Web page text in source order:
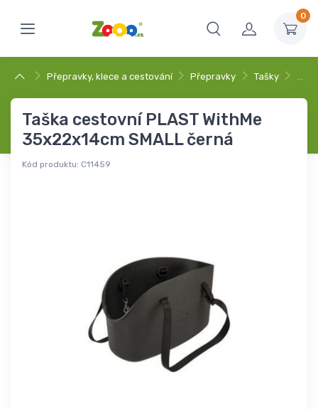
0
Přepravky, klece a cestování Přepravky Tašky …
Taška cestovní PLAST WithMe
35x22x14cm SMALL černá
Kód produktu: C11459